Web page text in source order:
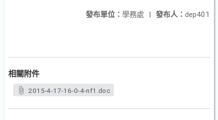
發布人： dep401
發布單位： 學務處 |
相關附件
2015-4-17-16-0-4-nf1.doc